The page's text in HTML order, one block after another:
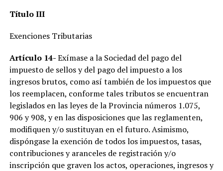
Título III
Exenciones Tributarias
Artículo 14-Exímase a la Sociedad del pago del
impuesto de sellos y del pago del impuesto a los
ingresos brutos, como así también de los impuestos que
los reemplacen, conforme tales tributos se encuentran
legislados en las leyes de la Provincia números 1.075,
906 y 908, y en las disposiciones que las reglamenten,
modifiquen y/o sustituyan en el futuro. Asimismo,
dispóngase la exención de todos los impuestos, tasas,
contribuciones y aranceles de registración y/o
inscripción que graven los actos, operaciones, ingresos y